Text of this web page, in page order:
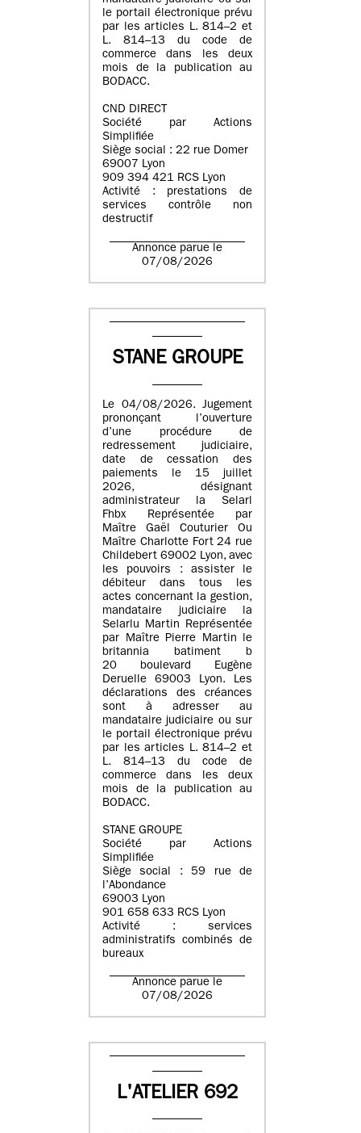
le portail électronique prévu
par les articles L. 814–2 et
L. 814–13 du code de
commerce dans les deux
mois de la publication au
BODACC.
CND DIRECT
Société par Actions
Simplifiée
Siège social : 22 rue Domer
69007 Lyon
909 394 421 RCS Lyon
Activité : prestations de
services contrôle non
destructif
Annonce parue le
07/08/2026
STANE GROUPE
Le 04/08/2026. Jugement
prononçant l’ouverture
d’une procédure de
redressement judiciaire,
date de cessation des
paiements le 15 juillet
2026, désignant
administrateur la Selarl
Fhbx Représentée par
Maître Gaël Couturier Ou
Maître Charlotte Fort 24 rue
Childebert 69002 Lyon, avec
les pouvoirs : assister le
débiteur dans tous les
actes concernant la gestion,
mandataire judiciaire la
Selarlu Martin Représentée
par Maître Pierre Martin le
britannia batiment b
20 boulevard Eugène
Deruelle 69003 Lyon. Les
déclarations des créances
sont à adresser au
mandataire judiciaire ou sur
le portail électronique prévu
par les articles L. 814–2 et
L. 814–13 du code de
commerce dans les deux
mois de la publication au
BODACC.
STANE GROUPE
Société par Actions
Simplifiée
Siège social : 59 rue de
l’Abondance
69003 Lyon
901 658 633 RCS Lyon
Activité : services
administratifs combinés de
bureaux
Annonce parue le
07/08/2026
L'ATELIER 692